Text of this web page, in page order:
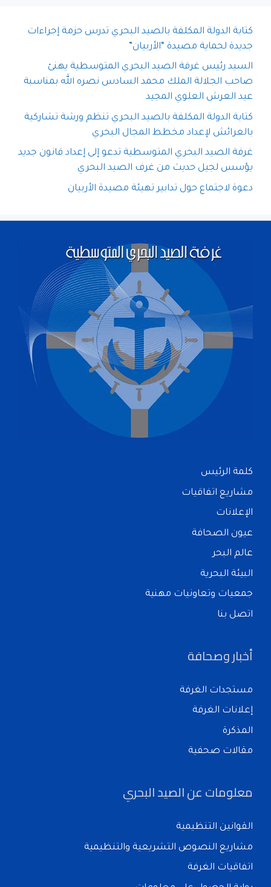
كتابة الدولة المكلفة بالصيد البحري تدرس حزمة إجراءات
جديدة لحماية مصيدة “الأربيان”
السيد رئيس غرفة الصيد البحري المتوسطية يهنئ
صاحب الجلالة الملك محمد السادس نصره الله بمناسبة
عيد العرش العلوي المجيد
كتابة الدولة المكلفة بالصيد البحري تنظم ورشة تشاركية
بالعرائش لإعداد مخطط المجال البحري
غرفة الصيد البحري المتوسطية تدعو إلى إعداد قانون جديد
يؤسس لجيل حديث من غرف الصيد البحري
دعوة لاجتماع حول تدابير تهيئة مصيدة الأربيان
كلمة الرئيس
مشاريع اتفاقيات
الإعلانات
عيون الصحافة
عالم البحر
البيئة البحرية
جمعيات وتعاونيات مهنية
اتصل بنا
أخبار وصحافة
مستجدات الغرفة
إعلانات الغرفة
المذكرة
مقالات صحفية
معلومات عن الصيد البحري
القوانين التنظيمية
مشاريع النصوص التشريعية والتنظيمية
اتفاقيات الغرفة